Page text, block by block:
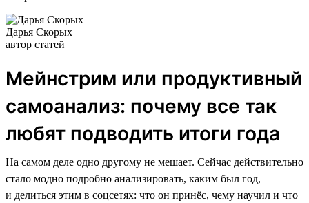
Дарья Скорых
автор статей
Мейнстрим или продуктивный
самоанализ: почему все так
любят подводить итоги года
На самом деле одно другому не мешает. Сейчас действительно
стало модно подробно анализировать, каким был год,
и делиться этим в соцсетях: что он принёс, чему научил и что